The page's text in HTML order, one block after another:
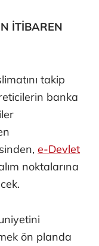
İTİBAREN
takip
banka
e-Devlet
noktalarına
ön planda